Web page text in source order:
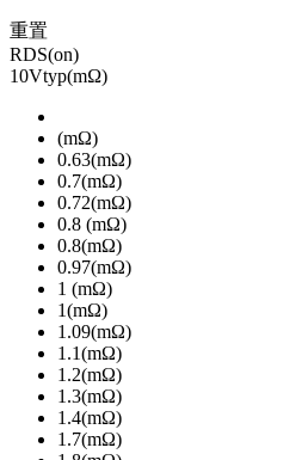
重置
RDS(on)
10Vtyp(mΩ)
(mΩ)
0.63(mΩ)
0.7(mΩ)
0.72(mΩ)
0.8 (mΩ)
0.8(mΩ)
0.97(mΩ)
1 (mΩ)
1(mΩ)
1.09(mΩ)
1.1(mΩ)
1.2(mΩ)
1.3(mΩ)
1.4(mΩ)
1.7(mΩ)